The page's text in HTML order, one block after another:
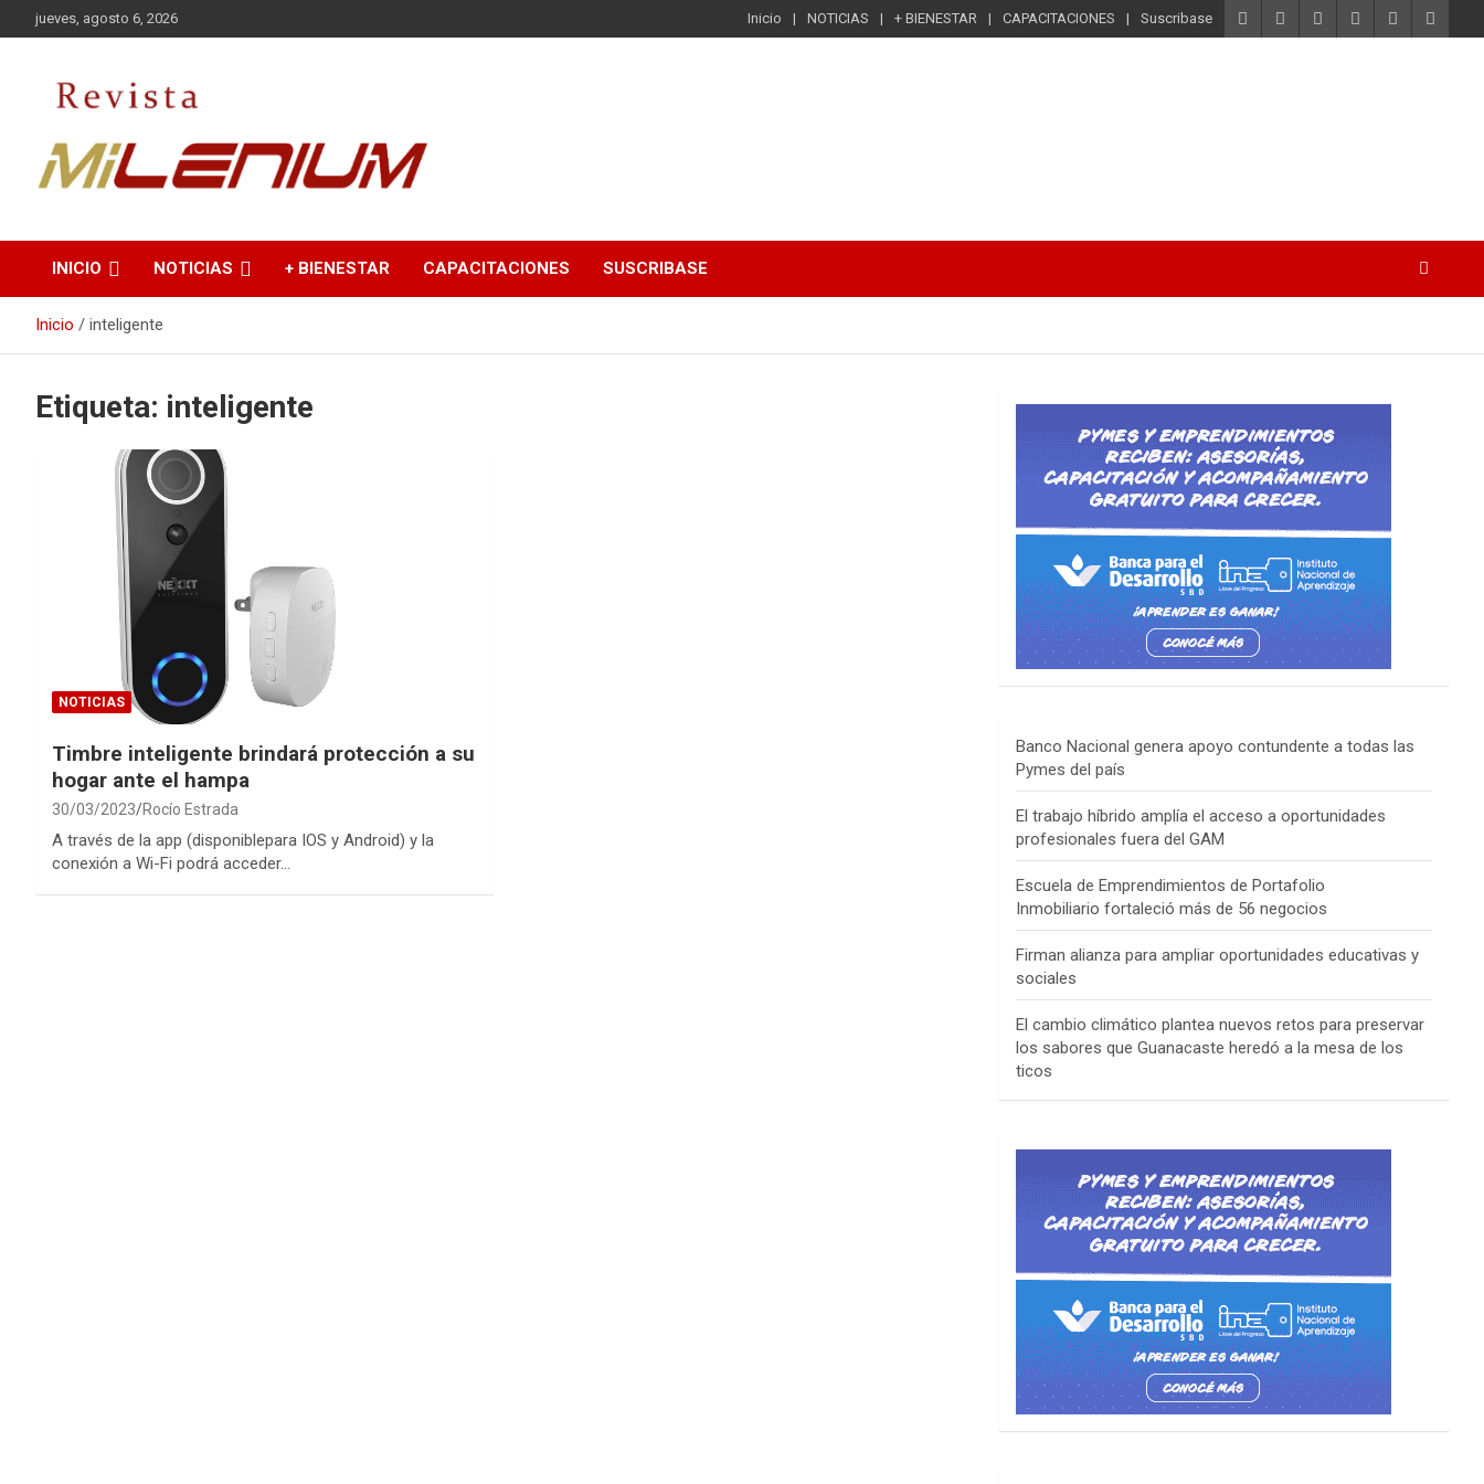
Saltar
al
jueves, agosto 6, 2026 Inicio NOTICIAS + BIENESTAR CAPACITACIONES Suscribase
Revista Milenium
INICIO NOTICIAS + BIENESTAR CAPACITACIONES SUSCRIBASE
Inicio inteligente
Etiqueta: inteligente
NOTICIAS
Timbre inteligente brindará protección a su
hogar ante el hampa
30/03/2023 Rocío Estrada
A través de la app (disponiblepara IOS y Android) y la
conexión a Wi-Fi podrá acceder…
Banco Nacional genera apoyo contundente a todas las
Pymes del país
El trabajo híbrido amplía el acceso a oportunidades
profesionales fuera del GAM
Escuela de Emprendimientos de Portafolio
Inmobiliario fortaleció más de 56 negocios
Firman alianza para ampliar oportunidades educativas y
sociales
El cambio climático plantea nuevos retos para preservar
los sabores que Guanacaste heredó a la mesa de los
ticos